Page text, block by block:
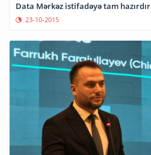
Data Mərkəz istifadəyə tam hazırdır
23-10-2015